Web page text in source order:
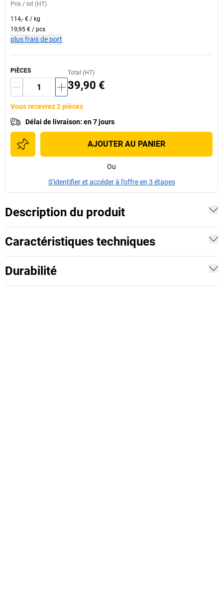
Prix / lot (HT)
114,- € / kg
19,95 € / pcs
plus frais de port
PIÈCES Total (HT)
39,90 €
Vous recevrez 2 pièces
Délai de livraison: en 7 jours
AJOUTER AU PANIER
Ou
S’identifier et accéder à l’offre en 3 étapes
Description du produit
Caractéristiques techniques
Durabilité